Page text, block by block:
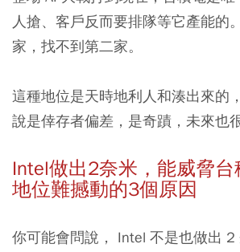
人搶、客戶反而要排隊等它產能的
家，找不到第二家。
這種地位是天時地利人和湊出來的
說是倖存者偏差，是奇蹟，未來也
Intel做出2奈米，能威脅台
地位難撼動的3個原因
你可能會問說， Intel 不是也做出